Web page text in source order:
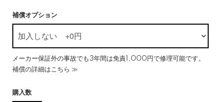
補償オプション
メーカー保証外の事故でも3年間は免責1,000円で修理可能です。
補償の詳細はこちら ≫
購入数